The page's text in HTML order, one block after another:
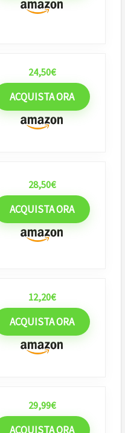
24,50€
ACQUISTA ORA
28,50€
ACQUISTA ORA
12,20€
ACQUISTA ORA
29,99€
ACQUISTA ORA